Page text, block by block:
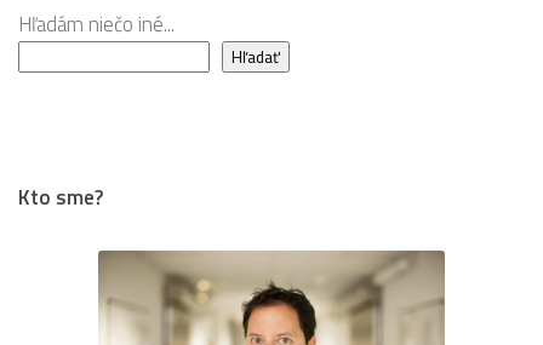
Hľadám niečo iné...
Hľadať
Kto sme?